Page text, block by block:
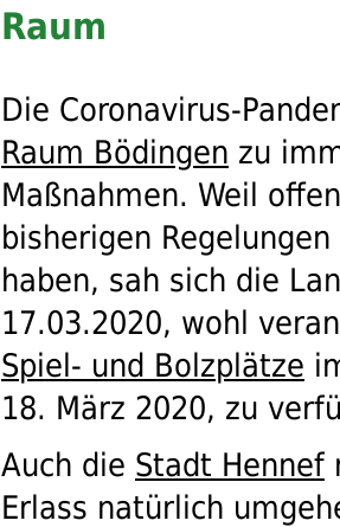
Raum
Die Coronavirus-
Raum Bödingen zu
Maßnahmen. Weil
bisherigen
haben, sah sich die
17.03.2020, wohl
Spiel- und Bolzplätze
18. März 2020, zu
Auch die Stadt Hennef
Erlass natürlich